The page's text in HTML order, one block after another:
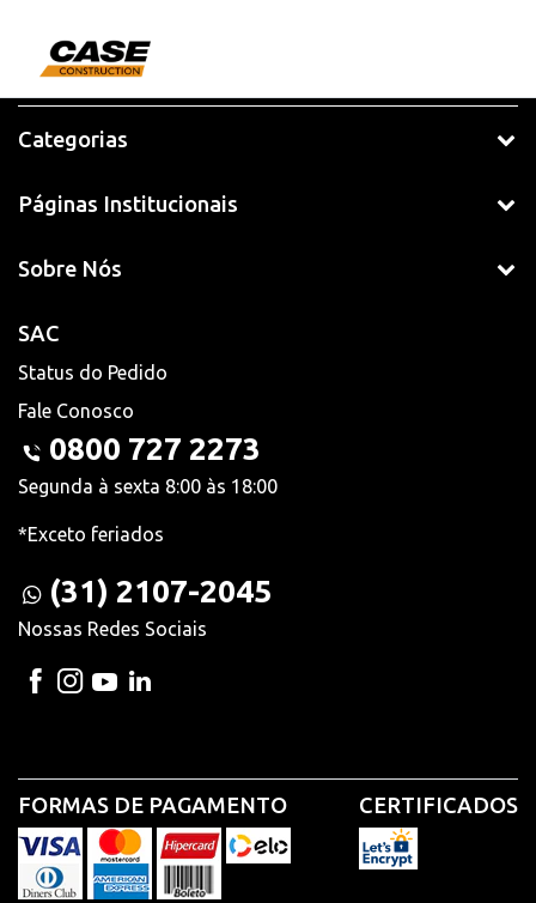
Categorias
Páginas Institucionais
Sobre Nós
SAC
Status do Pedido
Fale Conosco
0800 727 2273
Segunda à sexta 8:00 às 18:00
*Exceto feriados
(31) 2107-2045
Nossas Redes Sociais
FORMAS DE PAGAMENTO CERTIFICADOS